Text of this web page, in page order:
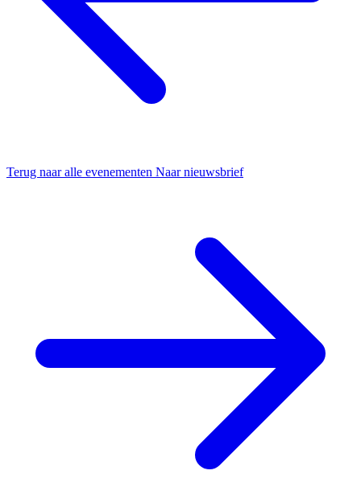
Terug naar alle evenementen Naar nieuwsbrief